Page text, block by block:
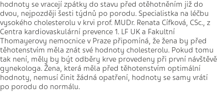
hodnoty se vracejí zpátky do stavu před otěhotněním již do
dvou, nejpozději šesti týdnů po porodu. Specialistka na léčbu
vysokého cholesterolu v krvi prof. MUDr. Renata Cífková, CSc., z
Centra kardiovaskulární prevence 1. LF UK a Fakultní
Thomayerovy nemocnice v Praze připomíná, že žena by před
těhotenstvím měla znát své hodnoty cholesterolu. Pokud tomu
tak není, měly by být odběry krve provedeny při první návštěvě
gynekologa. Žena, která měla před těhotenstvím optimální
hodnoty, nemusí činit žádná opatření, hodnoty se samy vrátí
po porodu do normálu.